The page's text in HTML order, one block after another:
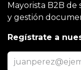
Mayorista B2B
y gestión
Regístrate a